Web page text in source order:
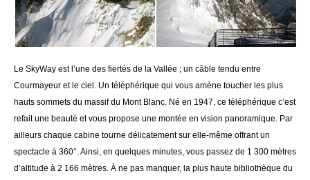
Le SkyWay est l’une des fiertés de la Vallée ; un câble tendu entre
Courmayeur et le ciel. Un téléphérique qui vous amène toucher les plus
hauts sommets du massif du Mont Blanc. Né en 1947, ce téléphérique c’est
refait une beauté et vous propose une montée en vision panoramique. Par
ailleurs chaque cabine tourne délicatement sur elle-même offrant un
spectacle à 360°. Ainsi, en quelques minutes, vous passez de 1 300 mètres
d’altitude à 2 166 mètres. À ne pas manquer, la plus haute bibliothèque du